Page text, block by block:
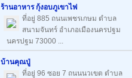
ร้านอาหาร กุ้งอบภูเขาไฟ
ที่อยู่ 885 ถนนเพชรเกษม ตำบล
สนามจันทร์ อำเภอเมืองนครปฐม
นครปฐม 73000 ...
บ้านคุณปู่
ที่อยู่ 96 ซอย 7 ถนนนวเขต ตำบล